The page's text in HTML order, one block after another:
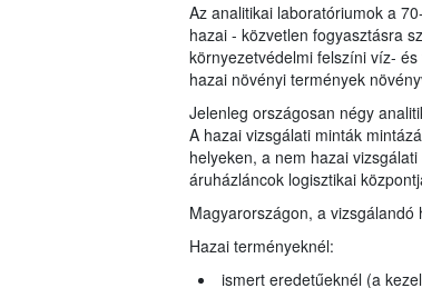
Az analitikai laboratóriumok a
hazai - közvetlen fogyasztásra
környezetvédelmi felszíni víz-
hazai növényi termények
Jelenleg országosan négy
A hazai vizsgálati minták
helyeken, a nem hazai
áruházláncok logisztikai
Magyarországon, a
Hazai terményeknél:
ismert eredetűeknél (a